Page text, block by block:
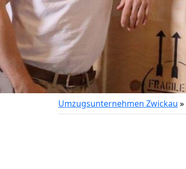
Umzugsunternehmen Zwickau »